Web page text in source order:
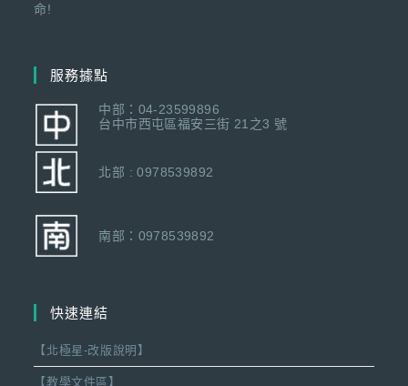
命!
服務據點
中部：04-23599896
台中市西屯區福安三街 21之3 號
北部 : 0978539892
南部：0978539892
快速連結
【北極星-改版說明】
【教學文件區】